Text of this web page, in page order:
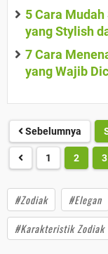
5 Cara
yang Stylish
7 Cara
yang Wajib
Sebelumnya
1 2 3
#Zodiak #Elegan
#Karakteristik Zodiak